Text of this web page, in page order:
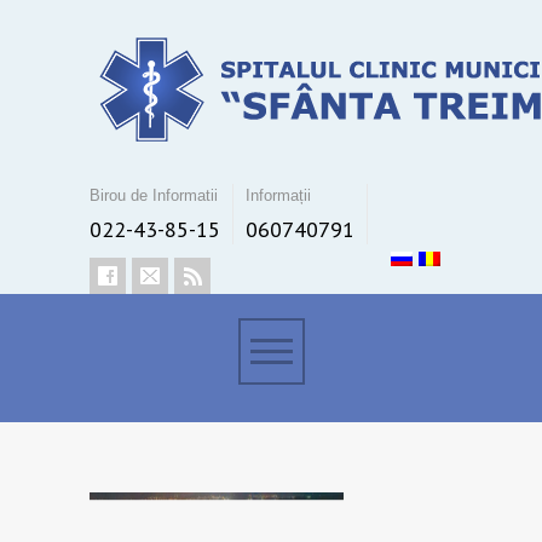
Birou de Informatii
022-43-85-15
Informații
060740791